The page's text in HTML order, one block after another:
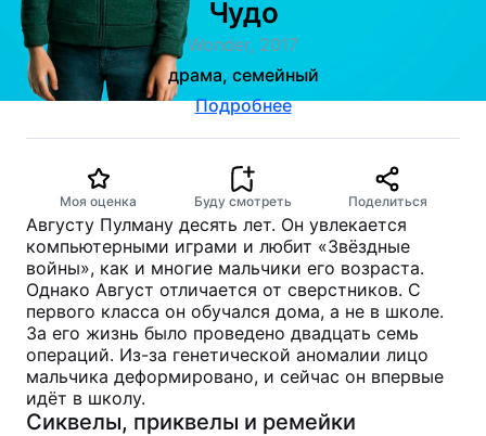
Чудо
Wonder, 2017
драма, семейный
Подробнее
Моя оценка Буду смотреть Поделиться
Августу Пулману десять лет. Он увлекается
компьютерными играми и любит «Звёздные
войны», как и многие мальчики его возраста.
Однако Август отличается от сверстников. С
первого класса он обучался дома, а не в школе.
За его жизнь было проведено двадцать семь
операций. Из-за генетической аномалии лицо
мальчика деформировано, и сейчас он впервые
идёт в школу.
Сиквелы, приквелы и ремейки